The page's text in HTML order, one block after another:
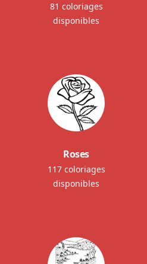
81 coloriages
disponibles
Roses
117 coloriages
disponibles